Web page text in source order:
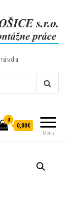
Menu
0
0,00€